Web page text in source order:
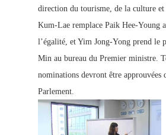
direction du tourisme, de la culture
Kum-Lae remplace Paik Hee-Young
l’égalité, et Yim Jong-Yong prend le
Min au bureau du Premier ministre.
nominations devront être approuvées
Parlement.